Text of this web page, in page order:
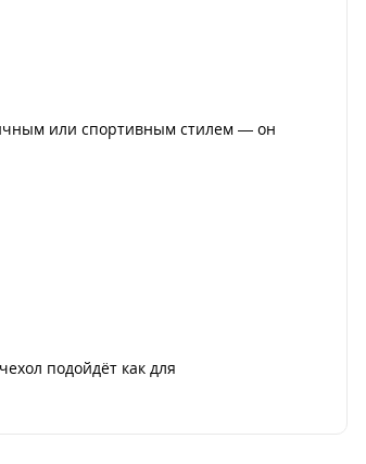
или спортивным стилем — он
подойдёт как для